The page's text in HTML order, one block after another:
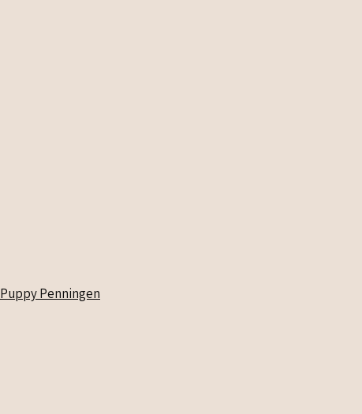
Puppy Penningen